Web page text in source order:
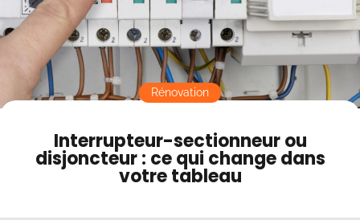
Interrupteur-sectionneur ou
disjoncteur : ce qui change dans
votre tableau
Rénovation